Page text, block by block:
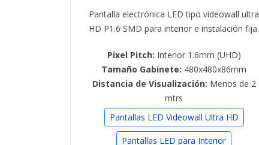
Pantalla electrónica LED tipo videowall ultra
HD P1.6 SMD para interior e instalación fija.
Pixel Pitch: Interior 1.6mm (UHD)
Tamaño Gabinete: 480x480x86mm
Distancia de Visualización: Menos de 2
mtrs
Pantallas LED Videowall Ultra HD
Pantallas LED para Interior